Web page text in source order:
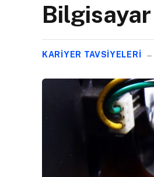
KARIYER TAVSIYELERI